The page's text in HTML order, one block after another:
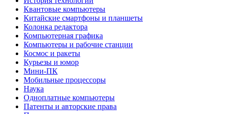
Квантовые компьютеры
Китайские смартфоны и планшеты
Колонка редактора
Компьютерная графика
Компьютеры и рабочие станции
Космос и ракеты
Курьезы и юмор
Мини-ПК
Мобильные процессоры
Наука
Одноплатные компьютеры
Патенты и авторские права